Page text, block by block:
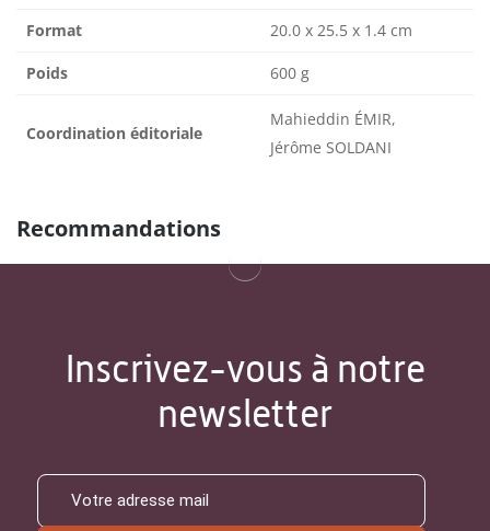
Format 20.0 x 25.5 x 1.4 cm
Poids 600 g
Coordination éditoriale
Mahieddin ÉMIR,
Jérôme SOLDANI
Recommandations
Inscrivez-vous à notre
newsletter